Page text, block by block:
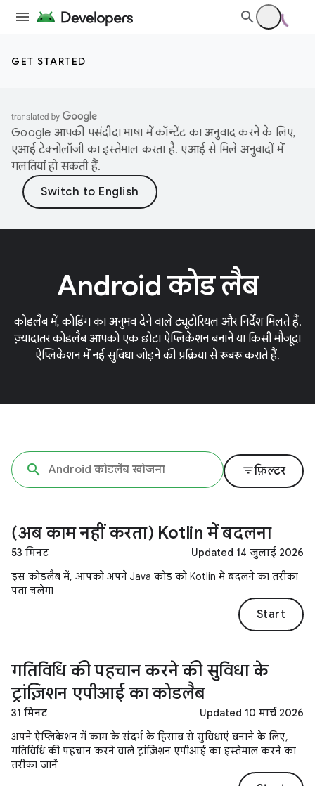
GET STARTED
Google आपकी पसंदीदा भाषा में कॉन्टेंट का अनुवाद करने के लिए,
एआई टेक्नोलॉजी का इस्तेमाल करता है. एआई से मिले अनुवादों में
गलतियां हो सकती हैं.
Android कोड लैब
कोडलैब में, कोडिंग का अनुभव देने वाले ट्यूटोरियल और निर्देश मिलते हैं.
ज़्यादातर कोडलैब आपको एक छोटा ऐप्लिकेशन बनाने या किसी मौजूदा
ऐप्लिकेशन में नई सुविधा जोड़ने की प्रक्रिया से रूबरू कराते हैं.
filter_listफ़िल्टर
(अब काम नहीं करता) Kotlin में बदलना
53 मिनट
Updated 14 जुलाई 2026
इस कोडलैब में, आपको अपने Java कोड को Kotlin में बदलने का तरीका
पता चलेगा
Start
गतिविधि की पहचान करने की सुविधा के
ट्रांज़िशन एपीआई का कोडलैब
31 मिनट
Updated 10 मार्च 2026
अपने ऐप्लिकेशन में काम के संदर्भ के हिसाब से सुविधाएं बनाने के लिए,
गतिविधि की पहचान करने वाले ट्रांज़िशन एपीआई का इस्तेमाल करने का
तरीका जानें